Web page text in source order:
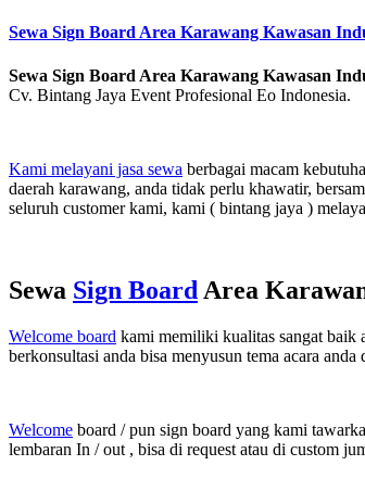
Sewa Sign Board Area Karawang Kawasan
Sewa Sign Board Area Karawang Kawasan
Cv. Bintang Jaya Event Profesional Eo Indonesia.
Kami melayani jasa sewa berbagai macam
daerah karawang, anda tidak perlu khawatir,
seluruh customer kami, kami ( bintang jaya )
Sewa Sign BoardArea
Welcome board kami memiliki kualitas sangat baik
berkonsultasi anda bisa menyusun tema acara
Welcome board / pun sign board yang kami
lembaran In / out , bisa di request atau di custom